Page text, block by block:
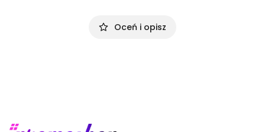
Oceń i opisz